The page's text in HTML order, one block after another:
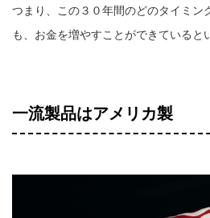
つまり、この３０年間のどのタイミン
も、お金を増やすことができていると
一流製品はアメリカ製